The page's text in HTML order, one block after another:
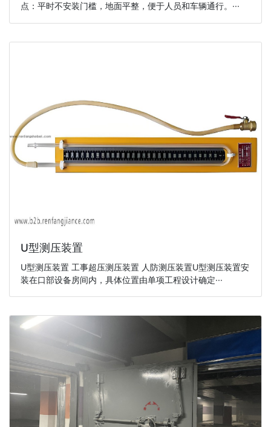
点：平时不安装门槛，地面平整，便于人员和车辆通行。···
U型测压装置
U型测压装置 工事超压测压装置 人防测压装置U型测压装置安
装在口部设备房间内，具体位置由单项工程设计确定···